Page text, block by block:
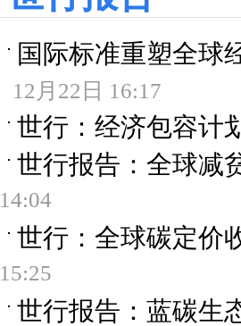
国际标准重塑全球
12月22日 16:17
世行：经济包容计
世行报告：全球减
14:04
世行：全球碳定价
15:25
世行报告：蓝碳生